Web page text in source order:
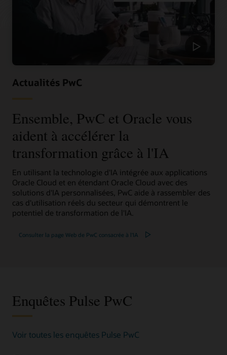
Actualités PwC
Ensemble, PwC et Oracle vous
aident à accélérer la
transformation grâce à l'IA
En utilisant la technologie d'IA intégrée aux applications
Oracle Cloud et en étendant Oracle Cloud avec des
solutions d'IA personnalisées, PwC aide à rassembler des
cas d'utilisation réels du secteur qui démontrent le
potentiel de transformation de l'IA.
Consulter la page Web de PwC consacrée à l'IA
Enquêtes Pulse PwC
Voir toutes les enquêtes Pulse PwC